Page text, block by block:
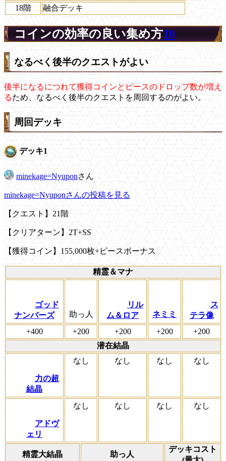
18階
融合デッキ
コインの効率の良い集め方10
なるべく後半のクエストがよい
後半になるにつれて獲得コインとピースのドロップ数が増え
るため、なるべく後半のクエストを周回するのがよい。
周回デッキ
デッキ1
minekage=Nyuponさん
minekage=Nyuponさんの投稿を見る
【クエスト】21階
【クリアターン】2T+SS
【獲得コイン】155,000枚+ピースボーナス
精霊＆マナ
ゴッド
ナンバーズ
助っ人
リル
ム＆ロア
ネミミ
ス
テラ像
+400
+200 +200 +200
+200
潜在結晶
力の超
結晶
なし なし なし なし
アドヴ
ェリ
なし なし なし なし
精霊大結晶 助っ人
デッキコスト